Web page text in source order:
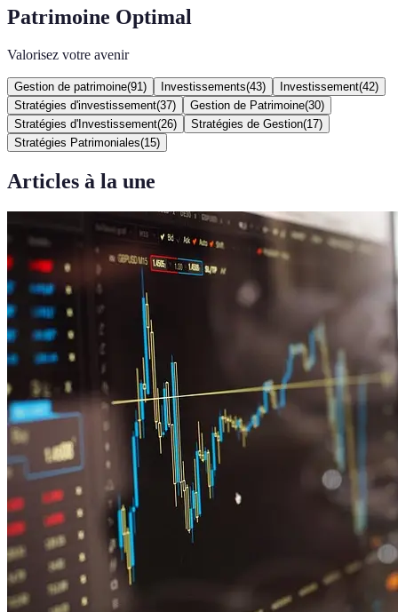
Patrimoine Optimal
Valorisez votre avenir
Gestion de patrimoine(91 ) Investissements(43) Investissement(42)
Stratégies d'investissement(37) Gestion de Patrimoine(30)
Stratégies d'Investissement(26) Stratégies de Gestion(17)
Stratégies Patrimoniales(15)
Articles à la une